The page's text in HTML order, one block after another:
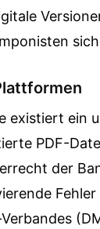
existiert ein
PDF-
der